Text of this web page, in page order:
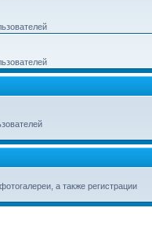
а также регистрации